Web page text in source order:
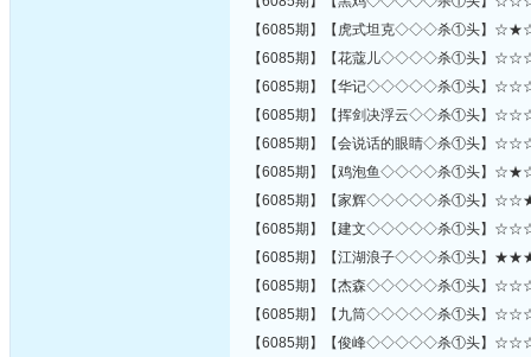
【6085期】【虎式坦克◇◇◇杀
【6085期】【花蔻儿◇◇◇◇杀
【6085期】【华记◇◇◇◇◇杀①
【6085期】【挥剑决浮云◇◇
【6085期】【会说话的眼睛◇
【6085期】【鸡泡鱼◇◇◇◇杀
【6085期】【家辉◇◇◇◇◇杀①
【6085期】【建文◇◇◇◇◇杀①
【6085期】【江湖浪子◇◇◇杀
【6085期】【杰森◇◇◇◇◇杀①
【6085期】【九筒◇◇◇◇◇杀①
【6085期】【俊峰◇◇◇◇◇杀①